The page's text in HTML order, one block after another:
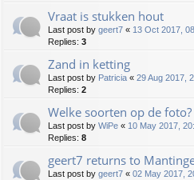
Vraat is stukken hout
Last post by geert7 « 13 Oct 2017,
Replies: 3
Zand in ketting
Last post by Patricia « 29 Aug 2017,
Replies: 2
Welke soorten op de foto?
Last post by WiPe « 10 May 2017,
Replies: 8
geert7 returns to
Last post by geert7 « 02 May 2017,